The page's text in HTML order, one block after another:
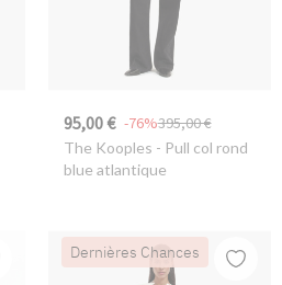
95,00 € 395,00 €
-76%
The Kooples - Pull col rond
blue atlantique
Dernières Chances